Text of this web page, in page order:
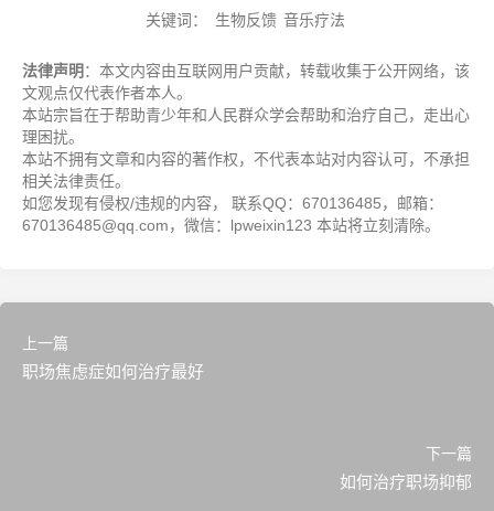
关键词：
生物反馈 音乐疗法
法律声明 ：本文内容由互联网用户贡献，转载收集于公开网络，该
文观点仅代表作者本人。
本站宗旨在于帮助青少年和人民群众学会帮助和治疗自己，走出心
理困扰。
本站不拥有文章和内容的著作权，不代表本站对内容认可，不承担
相关法律责任。
如您发现有侵权/违规的内容， 联系QQ：670136485，邮箱：
670136485@qq.com，微信：lpweixin123 本站将立刻清除。
上一篇
职场焦虑症如何治疗最好
下一篇
如何治疗职场抑郁